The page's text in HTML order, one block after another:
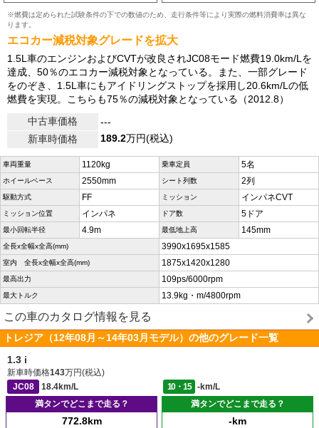
※燃費は定められた試験条件の下での数値のため、走行条件等により実際の燃料消費率は異な
ります。
エコカー減税対象グレードを拡大
1.5L車のエンジンおよびCVTが改良されJC08モード燃費19.0km/Lを
達成、50％のエコカー減税対象となっている。また、一部グレード
をのぞき、1.5L車にもアイドリングストップを採用し20.6km/Lの低
燃費を実現。こちらも75％の減税対象となっている（2012.8）
中古車価格
---
新車時価格
189.2万円(税込)
車両重量 1120kg 乗車定員 5名
ホイールベース 2550mm シート列数 2列
駆動方式 FF ミッション インパネCVT
ミッション位置 インパネ ドア数 5ドア
最小回転半径 4.9m 最低地上高 145mm
全長x全幅x全高(mm) 3990x1695x1585
室内 全長x全幅x全高(mm) 1875x1420x1280
最高出力 109ps/6000rpm
最大トルク 13.9kg・m/4800rpm
この車のカタログ情報を見る
トレジア（12年08月～14年03月モデル）の他のグレード一覧
1.3 i
新車時価格143万円(税込)
JC08
18.4km/L 10・15
-km/L
満タンでどこまで走る？
772.8km
満タンでどこまで走る？
-km